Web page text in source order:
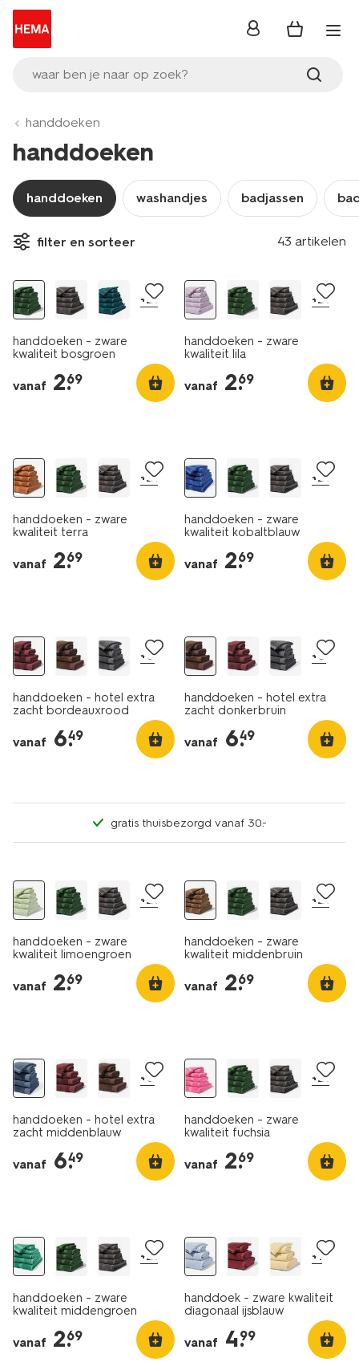
waar ben je naar op zoek?
inloggen
handdoeken
handdoeken
handdoeken washandjes badjassen
filter en sorteer 43 artikelen
nieuw
+21
handdoeken - zware
kwaliteit bosgroen
vanaf 2.
69
+21
handdoeken - zware
kwaliteit lila
vanaf 2.
69
+21
handdoeken - zware
kwaliteit terra
vanaf 2.
69
+21
handdoeken - zware
kwaliteit kobaltblauw
vanaf 2.
69
+8
handdoeken - hotel extra
zacht bordeauxrood
vanaf 6.
49
+8
handdoeken - hotel extra
zacht donkerbruin
vanaf 6.
49
gratis thuisbezorgd vanaf 30.-
+21
handdoeken - zware
kwaliteit limoengroen
vanaf 2.
69
+21
handdoeken - zware
kwaliteit middenbruin
vanaf 2.
69
+8
handdoeken - hotel extra
zacht middenblauw
vanaf 6.
49
+21
handdoeken - zware
kwaliteit fuchsia
vanaf 2.
69
+21
handdoeken - zware
kwaliteit middengroen
vanaf 2.
69
+1
handdoek - zware kwaliteit
diagonaal ijsblauw
vanaf 4.
99